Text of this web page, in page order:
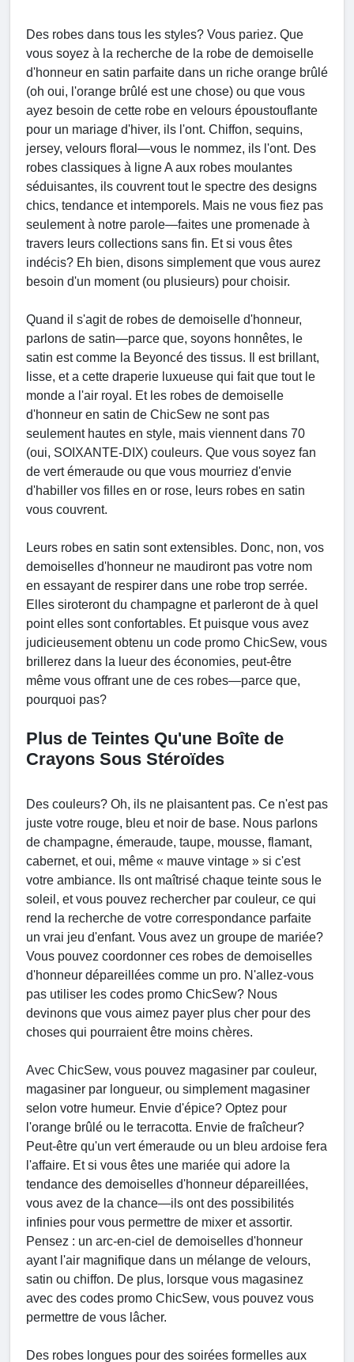
Des robes dans tous les styles? Vous pariez. Que
vous soyez à la recherche de la robe de demoiselle
d'honneur en satin parfaite dans un riche orange brûlé
(oh oui, l'orange brûlé est une chose) ou que vous
ayez besoin de cette robe en velours époustouflante
pour un mariage d'hiver, ils l'ont. Chiffon, sequins,
jersey, velours floral—vous le nommez, ils l'ont. Des
robes classiques à ligne A aux robes moulantes
séduisantes, ils couvrent tout le spectre des designs
chics, tendance et intemporels. Mais ne vous fiez pas
seulement à notre parole—faites une promenade à
travers leurs collections sans fin. Et si vous êtes
indécis? Eh bien, disons simplement que vous aurez
besoin d'un moment (ou plusieurs) pour choisir.
Quand il s'agit de robes de demoiselle d'honneur,
parlons de satin—parce que, soyons honnêtes, le
satin est comme la Beyoncé des tissus. Il est brillant,
lisse, et a cette draperie luxueuse qui fait que tout le
monde a l'air royal. Et les robes de demoiselle
d'honneur en satin de ChicSew ne sont pas
seulement hautes en style, mais viennent dans 70
(oui, SOIXANTE-DIX) couleurs. Que vous soyez fan
de vert émeraude ou que vous mourriez d'envie
d'habiller vos filles en or rose, leurs robes en satin
vous couvrent.
Leurs robes en satin sont extensibles. Donc, non, vos
demoiselles d'honneur ne maudiront pas votre nom
en essayant de respirer dans une robe trop serrée.
Elles siroteront du champagne et parleront de à quel
point elles sont confortables. Et puisque vous avez
judicieusement obtenu un code promo ChicSew, vous
brillerez dans la lueur des économies, peut-être
même vous offrant une de ces robes—parce que,
pourquoi pas?
Plus de Teintes Qu'une Boîte de
Crayons Sous Stéroïdes
Des couleurs? Oh, ils ne plaisantent pas. Ce n'est pas
juste votre rouge, bleu et noir de base. Nous parlons
de champagne, émeraude, taupe, mousse, flamant,
cabernet, et oui, même « mauve vintage » si c'est
votre ambiance. Ils ont maîtrisé chaque teinte sous le
soleil, et vous pouvez rechercher par couleur, ce qui
rend la recherche de votre correspondance parfaite
un vrai jeu d'enfant. Vous avez un groupe de mariée?
Vous pouvez coordonner ces robes de demoiselles
d'honneur dépareillées comme un pro. N'allez-vous
pas utiliser les codes promo ChicSew? Nous
devinons que vous aimez payer plus cher pour des
choses qui pourraient être moins chères.
Avec ChicSew, vous pouvez magasiner par couleur,
magasiner par longueur, ou simplement magasiner
selon votre humeur. Envie d'épice? Optez pour
l'orange brûlé ou le terracotta. Envie de fraîcheur?
Peut-être qu'un vert émeraude ou un bleu ardoise fera
l'affaire. Et si vous êtes une mariée qui adore la
tendance des demoiselles d'honneur dépareillées,
vous avez de la chance—ils ont des possibilités
infinies pour vous permettre de mixer et assortir.
Pensez : un arc-en-ciel de demoiselles d'honneur
ayant l'air magnifique dans un mélange de velours,
satin ou chiffon. De plus, lorsque vous magasinez
avec des codes promo ChicSew, vous pouvez vous
permettre de vous lâcher.
Des robes longues pour des soirées formelles aux